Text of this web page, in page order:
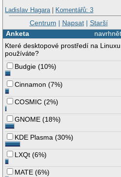
Ladislav Hagara| Komentářů: 3
Centrum | Napsat| Starší
Anketa
Které desktopové prostředí na Linuxu
používáte?
Budgie (10%)
Cinnamon (7%)
COSMIC (2%)
GNOME (18%)
KDE Plasma (30%)
LXQt (6%)
MATE (6%)